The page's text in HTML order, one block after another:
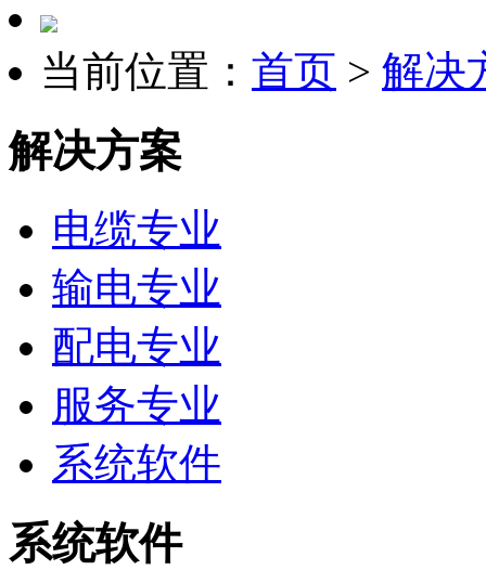
当前位置： 首页 > 解决
解决方案
电缆专业
输电专业
配电专业
服务专业
系统软件
系统软件